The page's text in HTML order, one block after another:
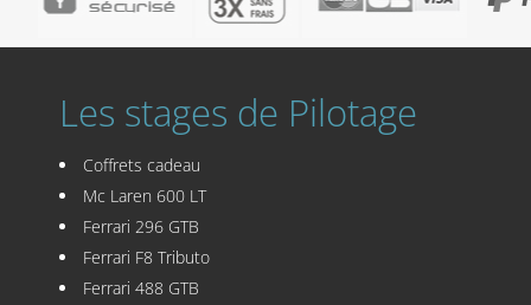
Les stages de Pilotage
Coffrets cadeau
Mc Laren 600 LT
Ferrari 296 GTB
Ferrari F8 Tributo
Ferrari 488 GTB